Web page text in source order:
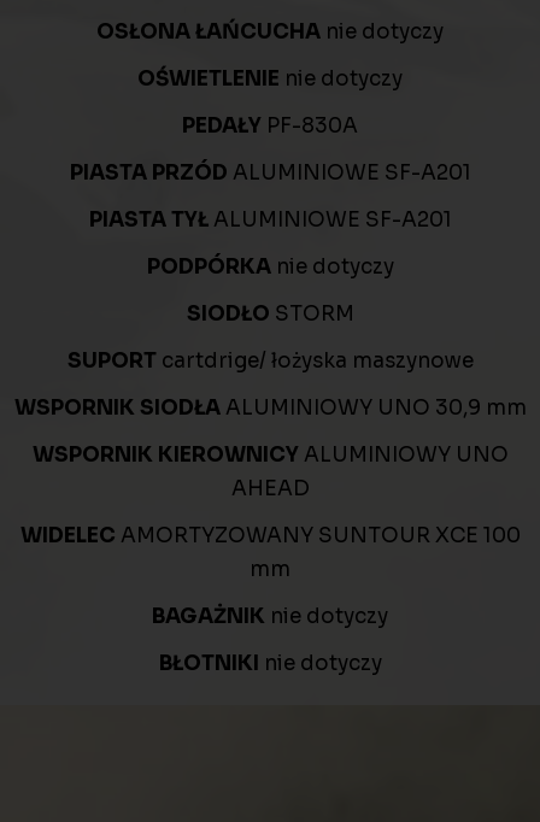
OSŁONA ŁAŃCUCHA nie dotyczy
OŚWIETLENIE nie dotyczy
PEDAŁY PF-830A
PIASTA PRZÓD ALUMINIOWE SF-A201
PIASTA TYŁALUMINIOWE SF-A201
PODPÓRKA nie dotyczy
SIODŁO STORM
SUPORT cartdrige/ łożyska maszynowe
WSPORNIK SIODŁAALUMINIOWY UNO 30,9 mm
WSPORNIK KIEROWNICY ALUMINIOWY UNO
AHEAD
WIDELEC AMORTYZOWANY SUNTOUR XCE 100
mm
BAGAŻNIK nie dotyczy
BŁOTNIKI nie dotyczy